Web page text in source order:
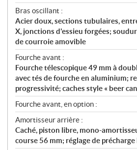
Bras oscillant :
Acier doux, sections tubulaires,
X, jonctions d'essieu forgées;
de courroie amovible
Fourche avant :
Fourche télescopique 49 mm à
avec tés de fourche en aluminium;
progressivité; caches style « beer
Fourche avant, en option :
Amortisseur arrière :
Caché, piston libre, mono-
course 56 mm; réglage de